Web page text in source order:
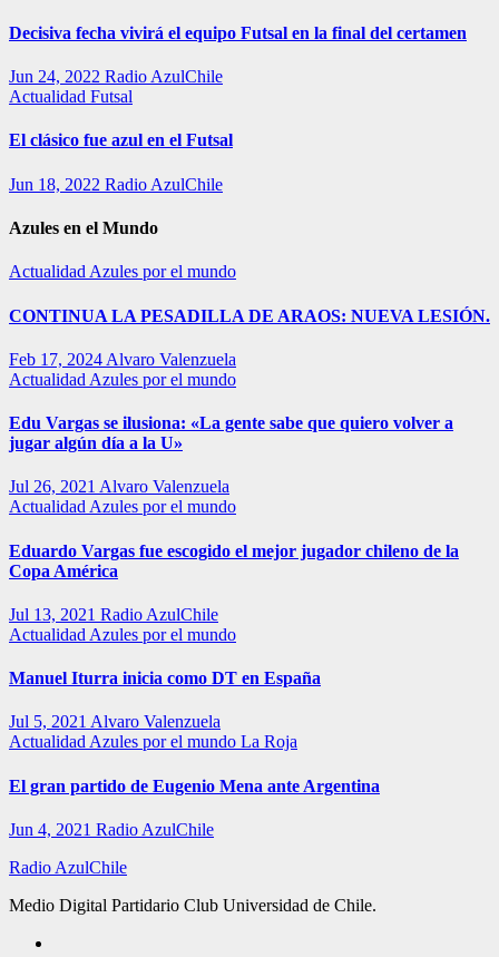
Decisiva fecha vivirá el equipo Futsal en la final del certamen
Jun 24, 2022 Radio AzulChile
Actualidad Futsal
El clásico fue azul en el Futsal
Jun 18, 2022 Radio AzulChile
Azules en el Mundo
Actualidad Azules por el mundo
CONTINUA LA PESADILLA DE ARAOS: NUEVA LESIÓN.
Feb 17, 2024 Alvaro Valenzuela
Actualidad Azules por el mundo
Edu Vargas se ilusiona: «La gente sabe que quiero volver a
jugar algún día a la U»
Jul 26, 2021 Alvaro Valenzuela
Actualidad Azules por el mundo
Eduardo Vargas fue escogido el mejor jugador chileno de la
Copa América
Jul 13, 2021 Radio AzulChile
Actualidad Azules por el mundo
Manuel Iturra inicia como DT en España
Jul 5, 2021 Alvaro Valenzuela
Actualidad Azules por el mundo La Roja
El gran partido de Eugenio Mena ante Argentina
Jun 4, 2021 Radio AzulChile
Radio AzulChile
Medio Digital Partidario Club Universidad de Chile.